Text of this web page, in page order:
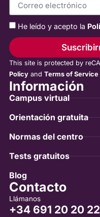
He leído y acepto la
This site is protected by
Policyand Terms of Service
Información
Campus virtual
Orientación gratuita
Normas del centro
Tests gratuitos
Blog
Contacto
Llámanos
+34 691 20 20 22